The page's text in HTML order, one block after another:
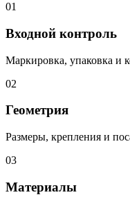
01
Входной контроль
Маркировка, упаковка и
02
Геометрия
Размеры, крепления и
03
Материалы